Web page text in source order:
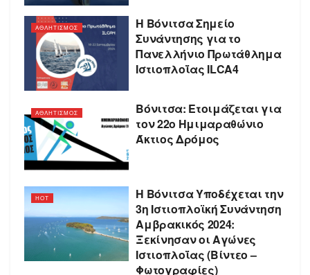
ΑΘΛΗΤΙΣΜΟΣ
Η Βόνιτσα Σημείο
Συνάντησης για το
Πανελλήνιο Πρωτάθλημα
Ιστιοπλοΐας ILCA4
ΑΘΛΗΤΙΣΜΟΣ
Βόνιτσα: Ετοιμάζεται για
τον 22ο Ημιμαραθώνιο
Άκτιος Δρόμος
HOT
Η Βόνιτσα Υποδέχεται την
3η Ιστιοπλοϊκή Συνάντηση
Αμβρακικός 2024:
Ξεκίνησαν οι Αγώνες
Ιστιοπλοΐας (Βίντεο –
Φωτογραφίες)